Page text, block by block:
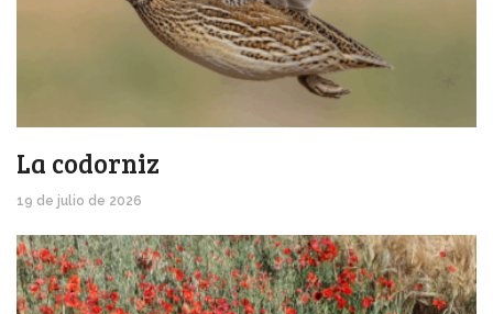
La codorniz
19 de julio de 2026